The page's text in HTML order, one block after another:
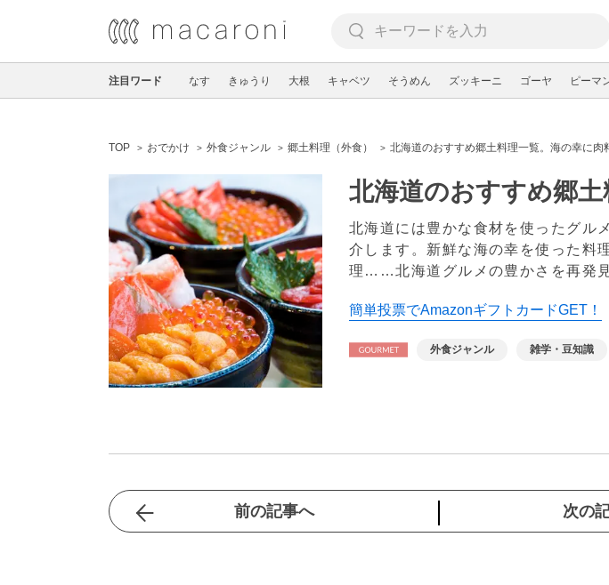
注目ワード なす きゅうり 大根 キャベツ そうめん ズッキーニ ゴーヤ ピーマ
TOP おでかけ 外食ジャンル 郷土料理（外食） 北海道のおすすめ郷土料理一覧。海の幸に肉
北海道のおすすめ郷
北海道には豊かな食材を使ったグル
介します。新鮮な海の幸を使った料
理……北海道グルメの豊かさを再発
簡単投票でAmazonギフトカードGET！
外食ジャンル 雑学・豆知識
前の記事へ 次の